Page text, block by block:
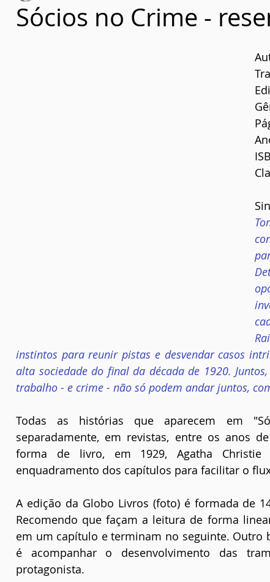
Sócios no Crime -
instintos para reunir pistas e desvendar casos
alta sociedade do final da década de 1920.
trabalho - e crime - não só podem andar juntos,
Todas as histórias que aparecem em
separadamente, em revistas, entre os anos
forma de livro, em 1929, Agatha
enquadramento dos capítulos para facilitar o
A edição da Globo Livros (foto) é formada de
Recomendo que façam a leitura de forma
em um capítulo e terminam no seguinte. Outro
é acompanhar o desenvolvimento das
protagonista.